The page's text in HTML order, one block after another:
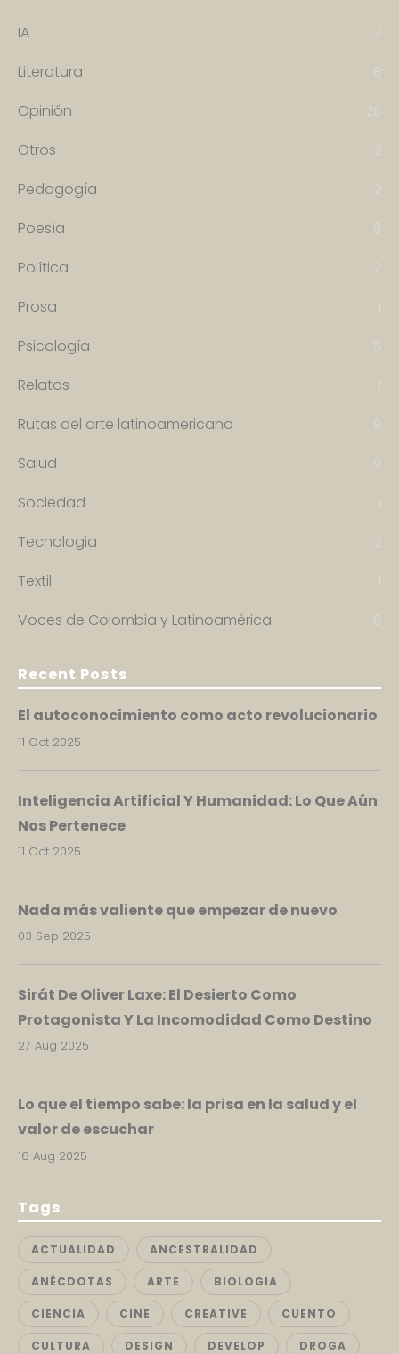
IA 3
Literatura 8
Opinión 26
Otros 2
Pedagogía 2
Poesía 9
Política 2
Prosa 1
Psicología 5
Relatos 1
Rutas del arte latinoamericano 9
Salud 9
Sociedad 1
Tecnologia 2
Textil 1
Voces de Colombia y Latinoamérica 6
Recent Posts
El autoconocimiento como acto revolucionario
11 Oct 2025
Inteligencia Artificial Y Humanidad: Lo Que Aún
Nos Pertenece
11 Oct 2025
Nada más valiente que empezar de nuevo
03 Sep 2025
Sirát De Oliver Laxe: El Desierto Como
Protagonista Y La Incomodidad Como Destino
27 Aug 2025
Lo que el tiempo sabe: la prisa en la salud y el
valor de escuchar
16 Aug 2025
Tags
ACTUALIDAD ANCESTRALIDAD
ANÉCDOTAS ARTE BIOLOGIA
CIENCIA CINE CREATIVE CUENTO
CULTURA DESIGN DEVELOP DROGA